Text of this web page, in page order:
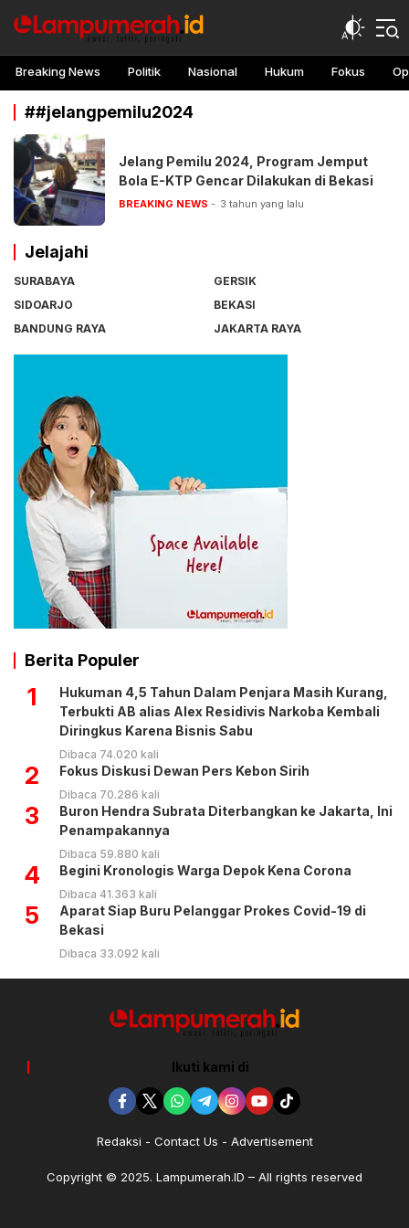
lampu merah
Awasi, teliti, peringati
Breaking News Politik Nasional Hukum Fokus
##jelangpemilu2024
Jelang Pemilu 2024, Program Jemput
Bola E-KTP Gencar Dilakukan di Bekasi
BREAKING NEWS 3 tahun yang lalu
Jelajahi
SURABAYA
GERSIK
SIDOARJO
BEKASI
BANDUNG RAYA
JAKARTA RAYA
Berita Populer
1
Hukuman 4,5 Tahun Dalam Penjara Masih Kurang,
Terbukti AB alias Alex Residivis Narkoba Kembali
Diringkus Karena Bisnis Sabu
Dibaca 74.020 kali
2 Fokus Diskusi Dewan Pers Kebon Sirih
Dibaca 70.286 kali
3
Buron Hendra Subrata Diterbangkan ke Jakarta, Ini
Penampakannya
Dibaca 59.880 kali
4 Begini Kronologis Warga Depok Kena Corona
Dibaca 41.363 kali
5
Aparat Siap Buru Pelanggar Prokes Covid-19 di
Bekasi
Dibaca 33.092 kali
Ikuti kami di
Redaksi Contact Us Advertisement
Copyright © 2025. Lampumerah.ID – All rights reserved